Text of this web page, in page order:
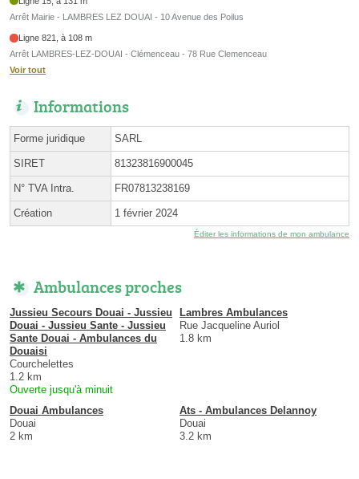
Arrêt Mairie - LAMBRES LEZ DOUAI - 10 Avenue des Poilus
Ligne 821, à 108 m
Arrêt LAMBRES-LEZ-DOUAI - Clémenceau - 78 Rue Clemenceau
Voir tout
Informations
Forme juridique SARL
SIRET 81323816900045
N° TVA Intra. FR07813238169
Création 1 février 2024
Éditer les informations de mon ambulance
Ambulances proches
Jussieu Secours Douai - Jussieu
Douai - Jussieu Sante - Jussieu
Sante Douai - Ambulances du
Douaisi
Courchelettes
1.2 km
Ouverte jusqu'à minuit
Lambres Ambulances
Rue Jacqueline Auriol
1.8 km
Douai Ambulances
Douai
2 km
Ats - Ambulances Delannoy
Douai
3.2 km